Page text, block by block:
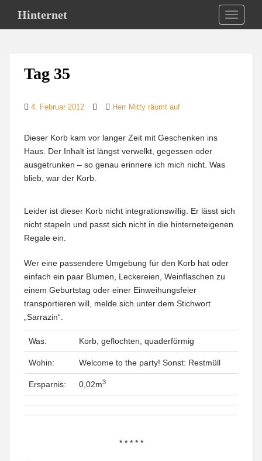
Hinternet
Tag 35
4. Februar 2012 Herr Mitty räumt auf
Dieser Korb kam vor langer Zeit mit Geschenken ins
Haus. Der Inhalt ist längst verwelkt, gegessen oder
ausgetrunken – so genau erinnere ich mich nicht. Was
blieb, war der Korb.
Leider ist dieser Korb nicht integrationswillig. Er lässt sich
nicht stapeln und passt sich nicht in die hinterneteigenen
Regale ein.
Wer eine passendere Umgebung für den Korb hat oder
einfach ein paar Blumen, Leckereien, Weinflaschen zu
einem Geburtstag oder einer Einweihungsfeier
transportieren will, melde sich unter dem Stichwort
„Sarrazin“.
Was: Korb, geflochten, quaderförmig
Wohin: Welcome to the party! Sonst: Restmüll
Ersparnis: 0,02m3
* * * * *